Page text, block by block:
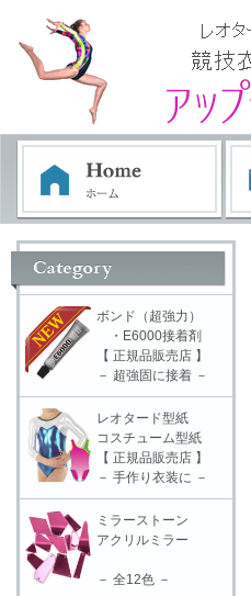
ボンド（超強力）
・E6000接着剤
【 正規品販売店 】
－ 超強固に接着 －
レオタード型紙
コスチューム型紙
【 正規品販売店 】
－ 手作り衣装に －
ミラーストーン
アクリルミラー
－ 全12色 －